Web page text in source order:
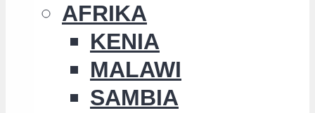
AFRIKA
KENIA
MALAWI
SAMBIA